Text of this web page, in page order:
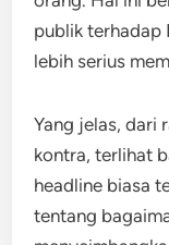
publik terhadap
lebih serius
Yang jelas, dari
kontra, terlihat
headline biasa
tentang